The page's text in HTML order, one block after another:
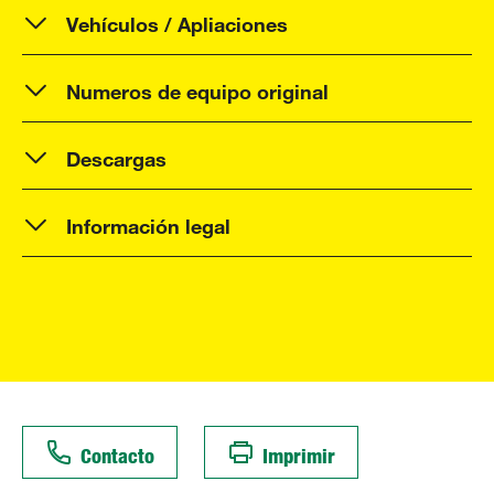
Vehículos / Apliaciones
Numeros de equipo original
Descargas
Información legal
Contacto Imprimir